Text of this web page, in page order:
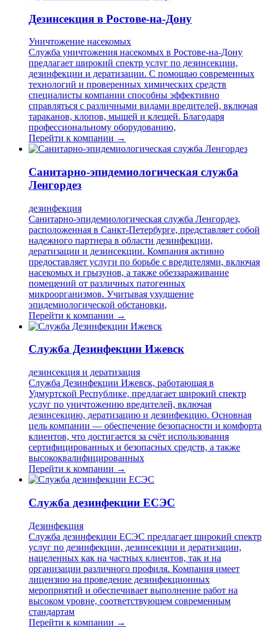
Дезинсекция в Ростове-на-Дону
Уничтожение насекомых
Служба уничтожения насекомых в Ростове-на-Дону
предлагает широкий спектр услуг по дезинсекции,
дезинфекции и дератизации. С помощью современных
технологий и проверенных химических средств
специалисты компании способны эффективно
справляться с различными видами вредителей, включая
тараканов, клопов, мышей и клещей. Благодаря
профессиональному оборудованию,
Перейти к компании →
Санитарно-эпидемиологическая служба
Ленгордез
дезинфекция
Санитарно-эпидемиологическая служба Ленгордез,
расположенная в Санкт-Петербурге, представляет собой
надежного партнера в области дезинфекции,
дератизации и дезинсекции. Компания активно
предоставляет услуги по борьбе с вредителями, включая
насекомых и грызунов, а также обеззараживание
помещений от различных патогенных
микроорганизмов. Учитывая ухудшение
эпидемиологической обстановки,
Перейти к компании →
Служба Дезинфекции Ижевск
дезинсекция и дератизация
Служба Дезинфекции Ижевск, работающая в
Удмуртской Республике, предлагает широкий спектр
услуг по уничтожению вредителей, включая
дезинсекцию, дератизацию и дезинфекцию. Основная
цель компании — обеспечение безопасности и комфорта
клиентов, что достигается за счёт использования
сертифицированных и безопасных средств, а также
высококвалифицированных
Перейти к компании →
Служба дезинфекции ЕСЭС
Дезинфекция
Служба дезинфекции ЕСЭС предлагает широкий спектр
услуг по дезинфекции, дезинсекции и дератизации,
нацеленных как на частных клиентов, так и на
организации различного профиля. Компания имеет
лицензию на проведение дезинфекционных
мероприятий и обеспечивает выполнение работ на
высоком уровне, соответствующем современным
стандартам
Перейти к компании →